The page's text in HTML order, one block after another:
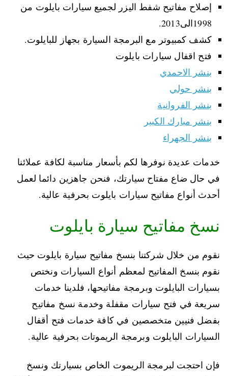
إصلاح مفاتيح شفط اليزر لجميع سيارات بايلوت من
1998الى2013.
كشف كمبيوتر مع البرمجة السيارة بجهاز للبايلوت.
فتح اقفال سيارات بايلوت
بنشر الاحمدي
بنشر حولي
بنشر الفروانية
بنشر مبارك الكبير
بنشر الجهراء
خدمات عديدة نوفرها لكم بأسعار مناسبة لكافة عملائنا
في حال ضاع مفتاح سيارتك، فنحن جاهزين دائما لعمل
أحدث أنواع مفاتيح سيارات بايلوت بحرفية عالية.
نسخ مفاتيح سيارة بايلوت
نقوم من خلال شركتنا بنسخ مفاتيح سيارة بايلوت حيث
نقوم بنسخ المفاتيح لمعظم أنواع السيارات ونختص
بسيارات البايلوت وبرمجة مفاتيحها، فلدينا خدمات
سريعة في فتح سيارات مقفلة وخدمة نسخ مفاتيح
بفضل فنيين متخصصين في كافة خدمات فتح أقفال
السيارات البايلوت وبرمجة الريموتات بحرفية عالية.
فإن احتجت لبرمجة الريموت الخاص بسيارتك ونسخ